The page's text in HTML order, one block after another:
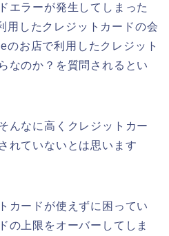
エラーが発生してしまった
用したクレジットカードの会
のお店で利用したクレジット
なのか？を質問されるとい
んなに高くクレジットカー
れていないとは思います
カードが使えずに困ってい
の上限をオーバーしてしま